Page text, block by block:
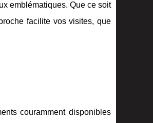
emblématiques. Que ce soit
facilite vos visites, que
couramment disponibles